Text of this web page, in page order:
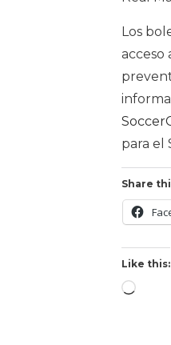
Los
acceso
para el
Share
Like this: